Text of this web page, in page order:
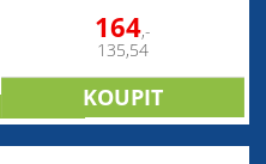
164,-
135,54